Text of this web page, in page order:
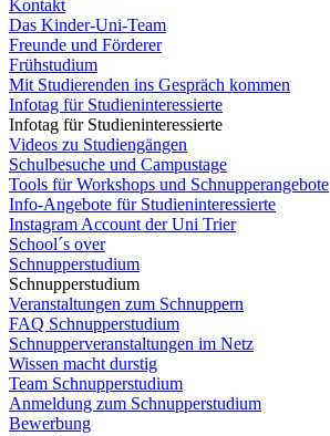
Kontakt
Das Kinder-Uni-Team
Freunde und Förderer
Frühstudium
Mit Studierenden ins Gespräch kommen
Infotag für Studieninteressierte
Infotag für Studieninteressierte
Videos zu Studiengängen
Schulbesuche und Campustage
Tools für Workshops und Schnupperangebote
Info-Angebote für Studieninteressierte
Instagram Account der Uni Trier
School´s over
Schnupperstudium
Schnupperstudium
Veranstaltungen zum Schnuppern
FAQ Schnupperstudium
Schnupperveranstaltungen im Netz
Wissen macht durstig
Team Schnupperstudium
Anmeldung zum Schnupperstudium
Bewerbung